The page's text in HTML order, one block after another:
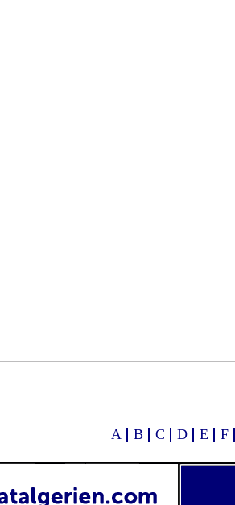
A
B C D E F